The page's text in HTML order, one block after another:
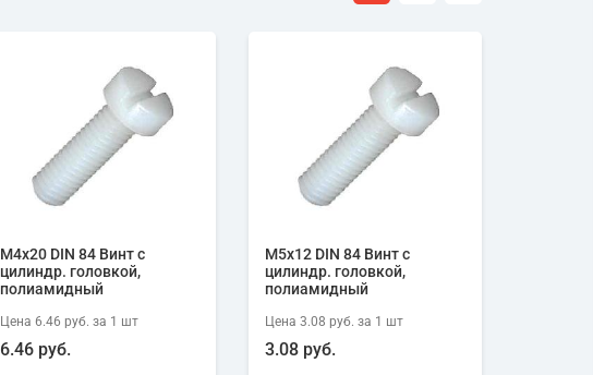
М4х20 DIN 84 Винт с
цилиндр. головкой,
полиамидный
Цена 6.46 руб. за 1 шт
6.46 руб.
М5х12 DIN 84 Винт с
цилиндр. головкой,
полиамидный
Цена3.08 руб. за 1 шт
3.08 руб.